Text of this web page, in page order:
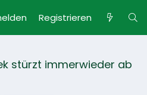
Registrieren
stürzt immerwieder ab